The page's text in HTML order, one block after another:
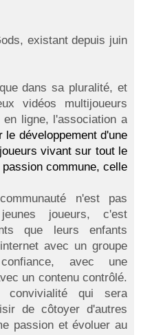
existant depuis juin
dans sa pluralité, et
vidéos multijoueurs
ligne, l'association a
le développement d'une
vivant sur tout le
commune, celle
n'est pas
joueurs, c'est
que leurs enfants
avec un groupe
avec une
un contenu contrôlé.
qui sera
de côtoyer d'autres
passion et évoluer au